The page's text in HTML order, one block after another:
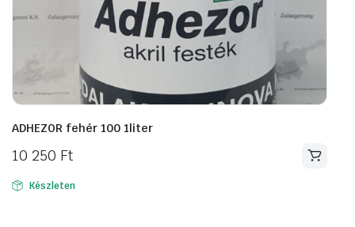
ADHEZOR fehér 100 1liter
10 250 Ft
Készleten